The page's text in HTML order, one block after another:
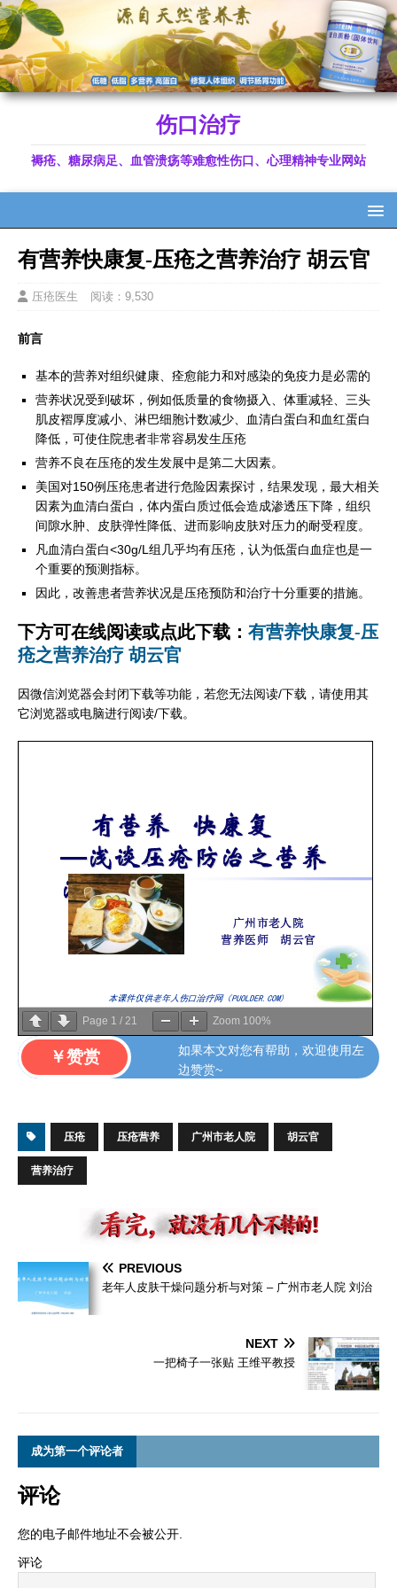
伤口治疗
褥疮、糖尿病足、血管溃疡等难愈性伤口、心理精神专业网站
有营养快康复-压疮之营养治疗 胡云官
压疮医生 阅读：9,530
前言
基本的营养对组织健康、痊愈能力和对感染的免疫力是必需的
营养状况受到破坏，例如低质量的食物摄入、体重减轻、三头
肌皮褶厚度减小、淋巴细胞计数减少、血清白蛋白和血红蛋白
降低，可使住院患者非常容易发生压疮
营养不良在压疮的发生发展中是第二大因素。
美国对150例压疮患者进行危险因素探讨，结果发现，最大相关
因素为血清白蛋白，体内蛋白质过低会造成渗透压下降，组织
间隙水肿、皮肤弹性降低、进而影响皮肤对压力的耐受程度。
凡血清白蛋白<30g/L组几乎均有压疮，认为低蛋白血症也是一
个重要的预测指标。
因此，改善患者营养状况是压疮预防和治疗十分重要的措施。
下方可在线阅读或点此下载： 有营养快康复-压
疮之营养治疗 胡云官
因微信浏览器会封闭下载等功能，若您无法阅读/下载，请使用其
它浏览器或电脑进行阅读/下载。
Page 1 / 21 Zoom 100%
如果本文对您有帮助，欢迎使用左
边赞赏~
￥赞赏
压疮 压疮营养 广州市老人院 胡云官
营养治疗
PREVIOUS
老年人皮肤干燥问题分析与对策 – 广州市老人院 刘治
NEXT
一把椅子一张贴 王维平教授
成为第一个评论者
评论
您的电子邮件地址不会被公开.
评论